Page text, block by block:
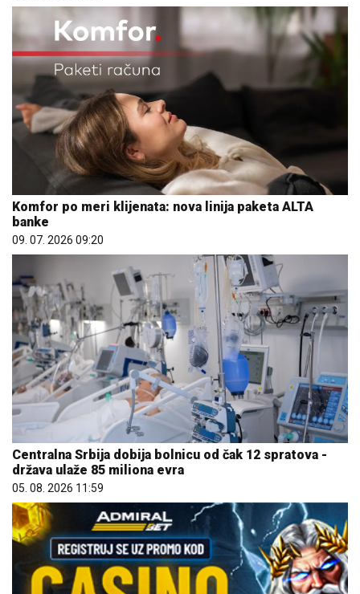
Komfor po meri klijenata: nova linija paketa ALTA
banke
09. 07. 2026 09:20
Centralna Srbija dobija bolnicu od čak 12 spratova -
država ulaže 85 miliona evra
05. 08. 2026 11:59